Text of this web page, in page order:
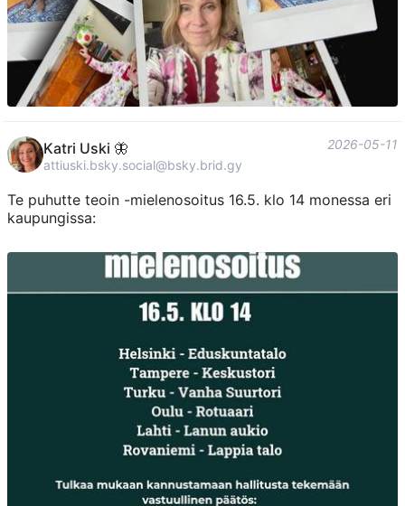
Katri Uski 🦋
attiuski.bsky.social@bsky.brid.gy
2026-05-11
Te puhutte teoin -mielenosoitus 16.5. klo 14 monessa eri
kaupungissa: